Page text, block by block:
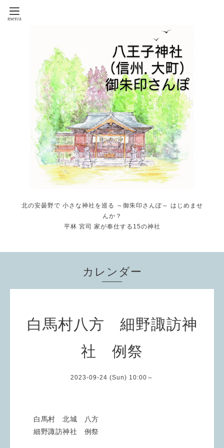
北の安曇野で 小さな神社を巡る ～御朱印さんぽ～ はじめませ
んか？
平林 宮司 家が奉仕する15の神社
カレンダー
白馬村八方 細野諏訪神
社 例祭
2023-09-24 (Sun) 10:00～
白馬村 北城 八方
細野諏訪神社 例祭